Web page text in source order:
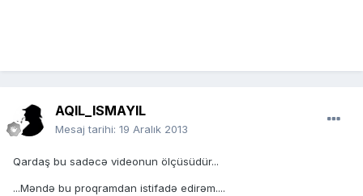
AQIL_ISMAYIL
Mesaj tarihi: 19 Aralık 2013
Qardaş bu sadəcə videonun ölçüsüdür...
...Məndə bu proqramdan istifadə edirəm....